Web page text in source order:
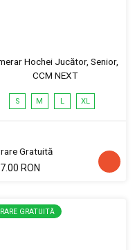
Hochei Jucător, Senior,
CCM NEXT
S M L XL
Gratuită
RON
GRATUITĂ